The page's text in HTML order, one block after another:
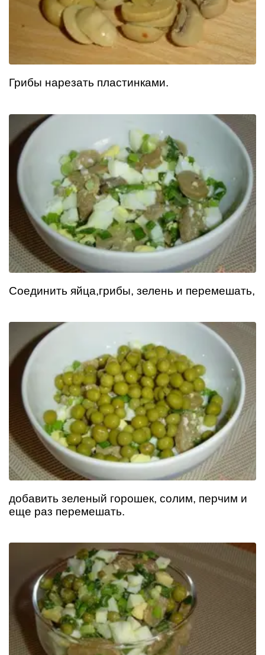
Грибы нарезать пластинками.
Соединить яйца,грибы, зелень и перемешать,
добавить зеленый горошек, солим, перчим и
еще раз перемешать.